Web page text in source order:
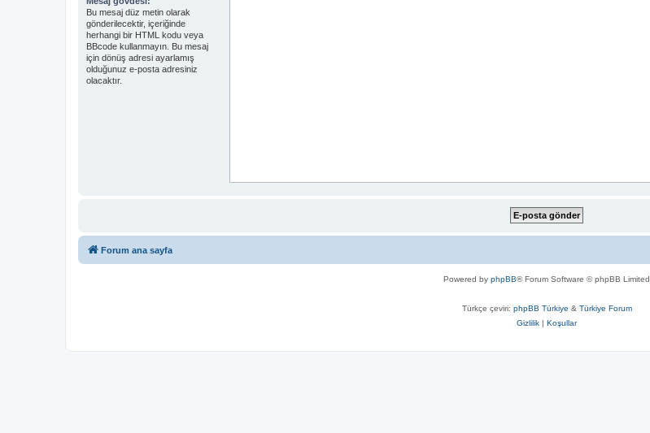
Bu mesaj düz metin olarak
gönderilecektir, içeriğinde
herhangi bir HTML kodu veya
BBcode kullanmayın. Bu mesaj
için dönüş adresi ayarlamış
olduğunuz e-posta adresiniz
olacaktır.
Forum ana sayfa
Powered by phpBB® Forum Software © phpBB Limited
Türkçe çeviri: phpBB Türkiye & Türkiye Forum
Gizlilik | Koşullar